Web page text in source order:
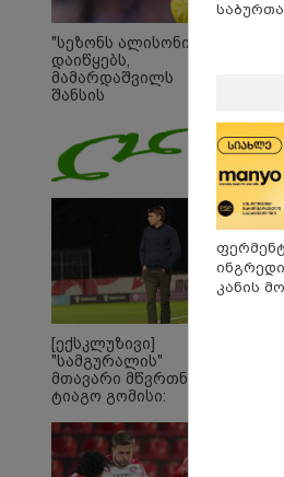
"სეზონს ალისონი
დაიწყებს,
მამარდაშვილს
შანსის
მოთმინება სჭირდება,
რომელსაც 100%-ით
მიიღებს" - განაცხადა
"ლივერპულის"
ყოფილმა მეკარემ
[ექსკლუზივი]
"სამგურალის"
მთავარი მწვრთნელი
ტიაგო გომისი:
ტალანტების
ქვეყანაა"!
კანის